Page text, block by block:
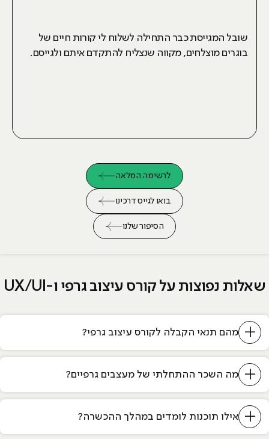
שובל המגייסת כבר התחילה לשלוח לי קורות חיים של
בוגרים מוצלחים, מקווה שנצליח להתקדם איתם ולגייסם.
לרשימה המלאה
בואו לגייס דרכינו
הסיפור שלנו
שאלות נפוצות על קורס עיצוב גרפי ו-UX/UI
+ מהם תנאי הקבלה לקורס עיצוב גרפי?
+ מה השכר ההתחלתי של מעצבים גרפיים?
+ אילו תוכנות לומדים במהלך ההכשרה?